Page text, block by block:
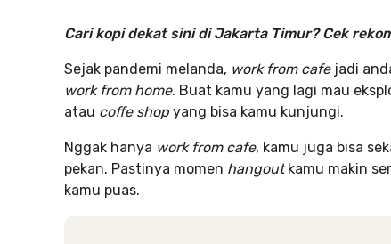
Cari kopi dekat sini di Jakarta Timur? Cek
Sejak pandemi melanda, work from cafejadi
work from home. Buat kamu yang lagi mau
atau coffe shop yang bisa kamu kunjungi.
Nggak hanya work from cafe, kamu juga bisa
pekan. Pastinya momen hangoutkamu makin
kamu puas.